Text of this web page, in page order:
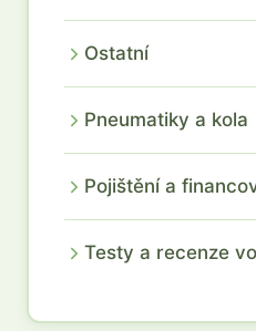
Ostatní
Pneumatiky a kola
Pojištění a
Testy a recenze